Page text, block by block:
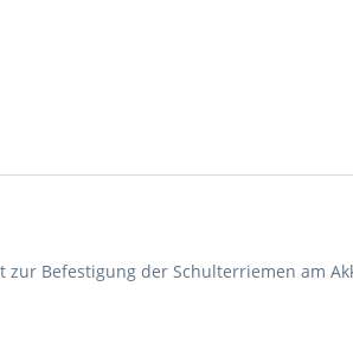
Befestigung der Schulterriemen am